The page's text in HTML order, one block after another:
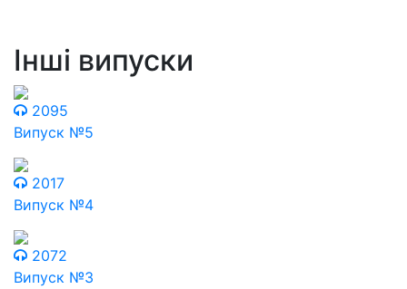
Інші випуски
2095
Випуск №5
2017
Випуск №4
2072
Випуск №3